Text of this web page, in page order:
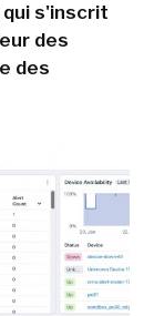
s'inscrit
des
des